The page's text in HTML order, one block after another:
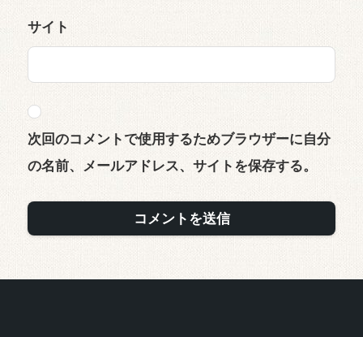
サイト
次回のコメントで使用するためブラウザーに自分
の名前、メールアドレス、サイトを保存する。